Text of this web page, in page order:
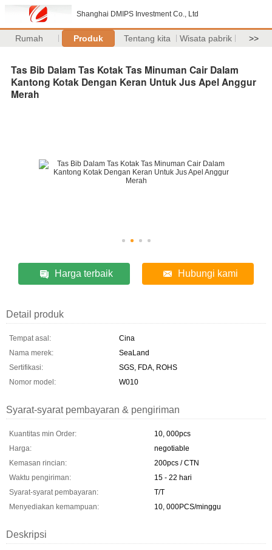
Shanghai DMIPS Investment Co., Ltd
Rumah Produk Tentang kita Wisata pabrik >>
Tas Bib Dalam Tas Kotak Tas Minuman Cair Dalam
Kantong Kotak Dengan Keran Untuk Jus Apel Anggur
Merah
Harga terbaik Hubungi kami
Detail produk
Tempat asal:
Cina
Nama merek:
SeaLand
Sertifikasi:
SGS, FDA, ROHS
Nomor model:
W010
Syarat-syarat pembayaran & pengiriman
Kuantitas min Order:
10, 000pcs
Harga:
negotiable
Kemasan rincian:
200pcs / CTN
Waktu pengiriman:
15 - 22 hari
Syarat-syarat pembayaran:
T/T
Menyediakan kemampuan:
10, 000PCS/minggu
Deskripsi